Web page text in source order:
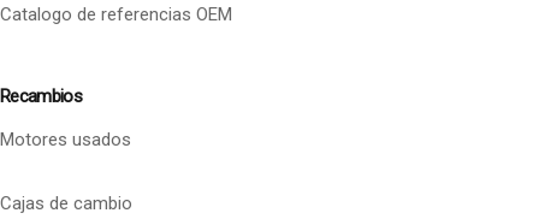
Catalogo de referencias OEM
Recambios
Motores usados
Cajas de cambio